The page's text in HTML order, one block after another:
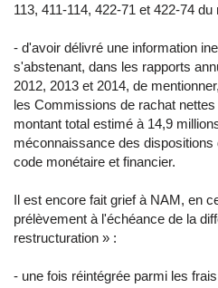
113, 411-114, 422-71 et 422-74
- d'avoir délivré une information
s'abstenant, dans les rapports
2012, 2013 et 2014, de
les Commissions de rachat
montant total estimé à 14,9
méconnaissance des dispositions
code monétaire et financier.
Il est encore fait grief à NAM, en
prélèvement à l'échéance de la
restructuration » :
- une fois réintégrée parmi les